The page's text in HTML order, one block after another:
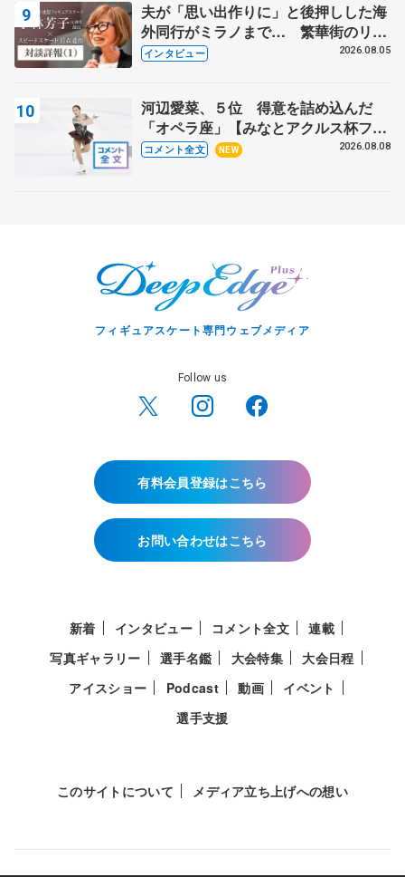
夫が「思い出作りに」と後押しした海
外同行がミラノまで… 繁華街のリン
クでは不良のお兄さんも味方に 小林
インタビュー 2026.08.05
河辺愛菜、５位 得意を詰め込んだ
「オペラ座」【みなとアクルス杯フリ
ー】
コメント全文 NEW 2026.08.08
フィギュアスケート専門ウェブメディア
Follow us
有料会員登録はこちら
お問い合わせはこちら
新着 インタビュー コメント全文
連載
写真ギャラリー
選手名鑑 大会特集
大会日程
アイスショー
Podcast 動画
イベント
選手支援
このサイトについて メディア立ち上げへの想い